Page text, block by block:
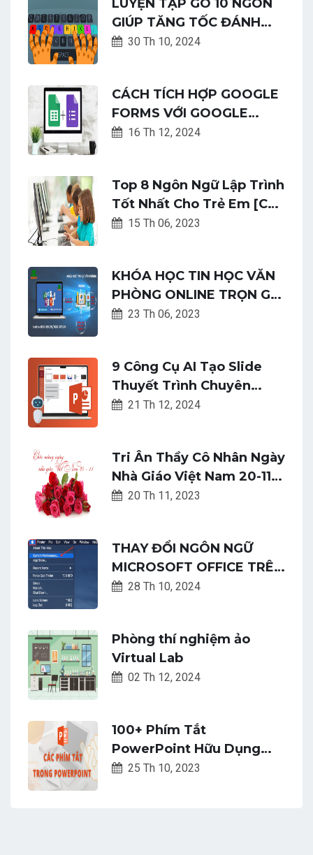
LUYỆN TẬP GÕ 10 NGÓN
GIÚP TĂNG TỐC ĐÁNH
MÁY NHANH CHÓNG DỄ
30 Th 10, 2024
CÁCH TÍCH HỢP GOOGLE
FORMS VỚI GOOGLE
SHEETS: HƯỚNG DẪN CHI
16 Th 12, 2024
Top 8 Ngôn Ngữ Lập Trình
Tốt Nhất Cho Trẻ Em [Cập
Nhật Mới Nhất]
15 Th 06, 2023
KHÓA HỌC TIN HỌC VĂN
PHÒNG ONLINE TRỌN GÓI
TỪ A - Z
23 Th 06, 2023
9 Công Cụ AI Tạo Slide
Thuyết Trình Chuyên
Nghiệp Và Nhanh Chóng
21 Th 12, 2024
Tri Ân Thầy Cô Nhân Ngày
Nhà Giáo Việt Nam 20-11:
Top 22 Lời Chúc Tốt Đẹp
20 Th 11, 2023
THAY ĐỔI NGÔN NGỮ
MICROSOFT OFFICE TRÊN
MACOS CHỈ VỚI VÀI BƯỚC
28 Th 10, 2024
Phòng thí nghiệm ảo
Virtual Lab
02 Th 12, 2024
100+ Phím Tắt
PowerPoint Hữu Dụng
Giúp Bài Thuyết Trình Của
25 Th 10, 2023